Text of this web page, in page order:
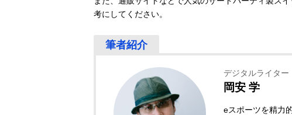
考にしてください。
デジタルライター
岡安 学
eスポーツを精力